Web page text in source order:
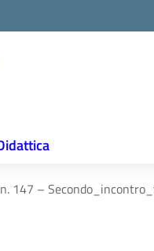
147 –